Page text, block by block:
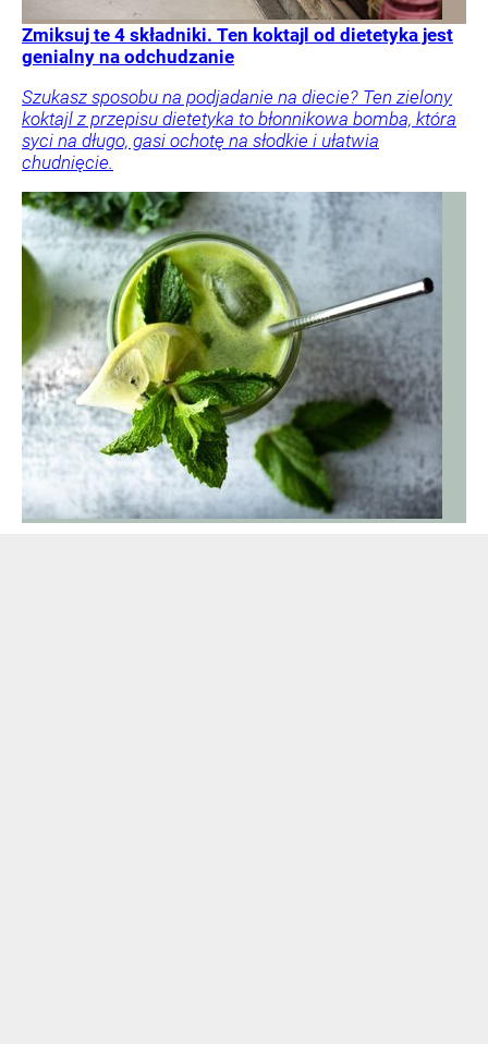
Zmiksuj te 4 składniki. Ten koktajl od dietetyka jest
genialny na odchudzanie
Szukasz sposobu na podjadanie na diecie? Ten zielony
koktajl z przepisu dietetyka to błonnikowa bomba, która
syci na długo, gasi ochotę na słodkie i ułatwia
chudnięcie.